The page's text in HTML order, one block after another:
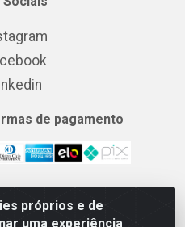
próprios e de
uma experiência
de pagamento
COSMÉTICOS ALIMENTOS E